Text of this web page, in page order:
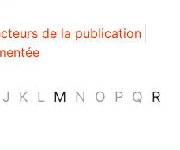
de la publication
J K L M N O P Q
R